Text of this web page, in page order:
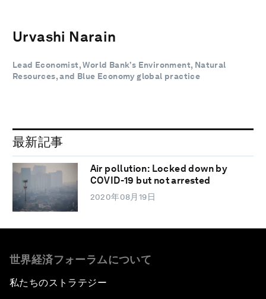
Urvashi Narain
Lead Economist, World Bank’s Environment, Natural
Resources, and Blue Economy global practice
最新記事
Air pollution: Locked down by
COVID-19 but not arrested
2020年08月19日
世界経済フォーラムについて
私たちのストラテジー